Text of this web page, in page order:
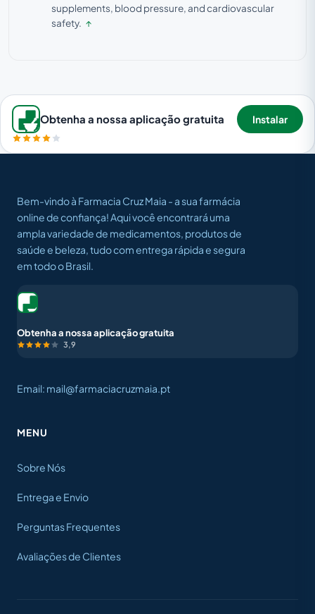
supplements, blood pressure, and cardiovascular
safety. ↑
Obtenha a nossa aplicação gratuita Instalar
Bem-vindo à Farmacia Cruz Maia - a sua farmácia
online de confiança! Aqui você encontrará uma
ampla variedade de medicamentos, produtos de
saúde e beleza, tudo com entrega rápida e segura
em todo o Brasil.
Obtenha a nossa aplicação gratuita
3,9
Email: mail@farmaciacruzmaia.pt
MENU
Sobre Nós
Entrega e Envio
Perguntas Frequentes
Avaliações de Clientes